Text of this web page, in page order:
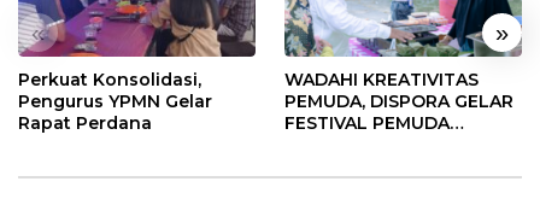
« »
Perkuat Konsolidasi,
Pengurus YPMN Gelar
Rapat Perdana
WADAHI KREATIVITAS
PEMUDA, DISPORA GELAR
FESTIVAL PEMUDA